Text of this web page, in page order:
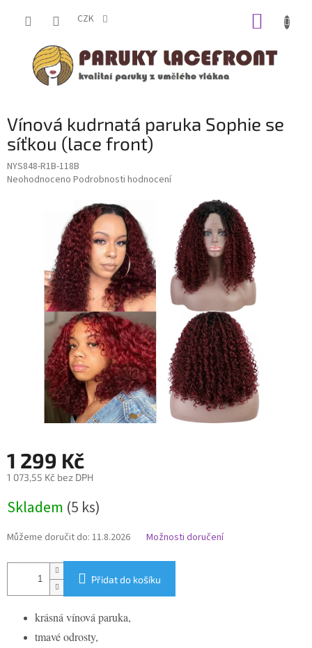
CZK
Vínová kudrnatá paruka Sophie se
síťkou (lace front)
NYS848-R1B-118B
Průměrné
hvězdiček.
Neohodnoceno Podrobnosti hodnocení
1 299 Kč
1 073,55 Kč bez DPH
cena:
Skladem (5 ks)
Můžeme doručit do: 11.8.2026 Možnosti doručení
Přidat do košíku
krásná vínová paruka,
tmavé odrosty,